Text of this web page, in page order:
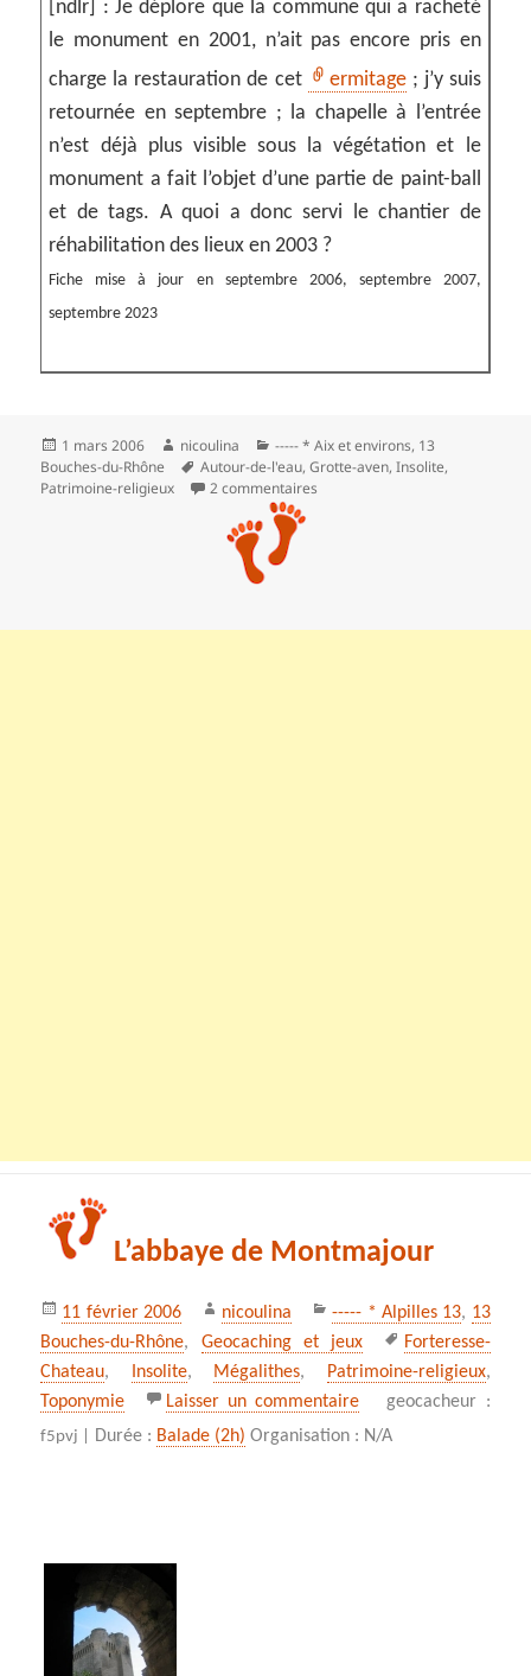
[ndlr] : Je déplore que la commune qui a racheté
le monument en 2001, n’ait pas encore pris en
charge la restauration de cet
ermitage; j’y suis
retournée en septembre ; la chapelle à l’entrée
n’est déjà plus visible sous la végétation et le
monument a fait l’objet d’une partie de paint-ball
et de tags. A quoi a donc servi le chantier de
réhabilitation des lieux en 2003 ?
Fiche mise à jour en septembre 2006, septembre 2007,
septembre 2023
Publié
le
1 mars 2006 Auteur
nicoulina Catégories
----- * Aix et environs, 13
Bouches-du-Rhône
Mots-
clés
Autour-de-l'eau,Grotte-aven,Insolite,
Patrimoine-religieux
2 commentaires
L’abbaye de Montmajour
Publié
le
11 février 2006 Auteur
nicoulina Catégories
----- * Alpilles 13, 13
Bouches-du-Rhône, Geocaching et jeux
Mots-
clés
Forteresse-
Chateau, Insolite, Mégalithes, Patrimoine-religieux,
Toponymie
Laisser un commentaire sur L’abbaye de
geocacheur :
f5pvj | Durée : Balade (2h) Organisation : N/A